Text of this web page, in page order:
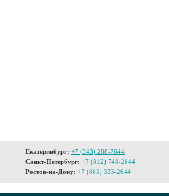
Екатеринбург: +7 (343) 288-7644
Санкт-Петербург: +7 (812) 748-2644
Ростов-на-Дону: +7 (863) 333-2644